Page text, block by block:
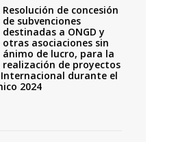
Resolución de concesión
de subvenciones
destinadas a ONGD y
otras asociaciones sin
ánimo de lucro, para la
realización de proyectos
durante el
2024